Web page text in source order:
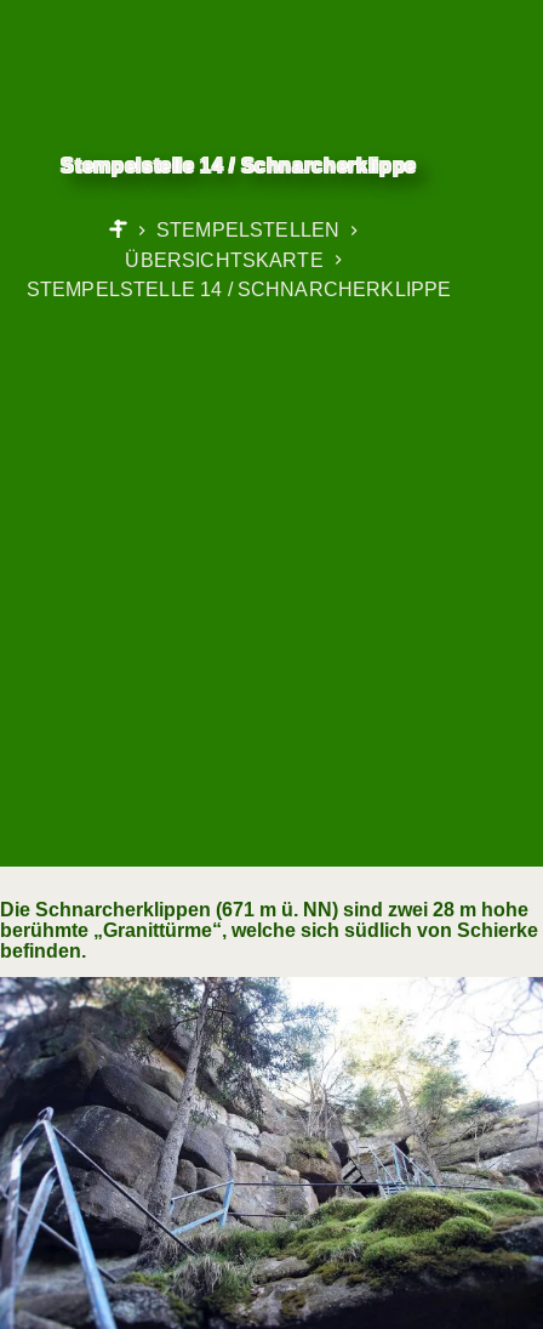
Stempelstelle 14 / Schnarcherklippe
START
STEMPELSTELLEN
ÜBERSICHTSKARTE
STEMPELSTELLE 14 / SCHNARCHERKLIPPE
Die Schnarcherklippen (671 m ü. NN) sind zwei 28 m hohe
berühmte „Granittürme“, welche sich südlich von Schierke
befinden.